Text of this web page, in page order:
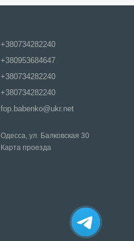
+380734282240
+380953684647
+380734282240
+380734282240
fop.babenko@ukr.net
Одесса, ул. Балковская 30
Карта проезда